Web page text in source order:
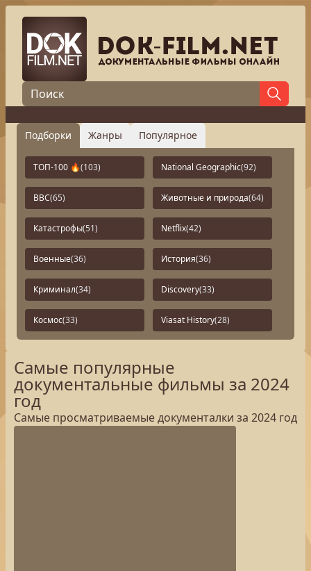
Подборки Жанры Популярное
ТОП-100 🔥(103) National Geographic(92)
BBC(65) Животные и природа(64)
Катастрофы(51) Netflix(42)
Военные(36) История(36)
Криминал(34) Discovery(33)
Космос(33) Viasat History(28)
Самые популярные
документальные фильмы за 2024
год
Самые просматриваемые документалки за 2024 год